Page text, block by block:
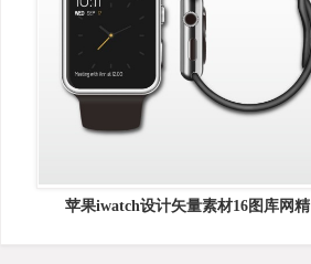
苹果iwatch设计矢量素材16图库网精